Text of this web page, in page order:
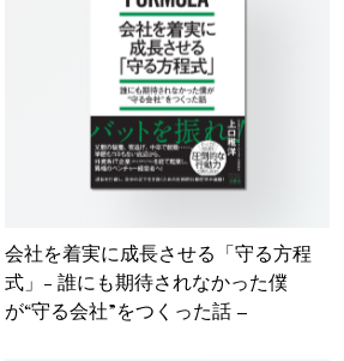
会社を着実に成長させる「守る方程
式」- 誰にも期待されなかった僕
が“守る会社”をつくった話 –